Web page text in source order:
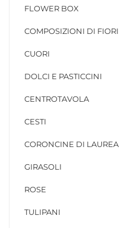
FLOWER BOX
COMPOSIZIONI DI FIORI
CUORI
DOLCI E PASTICCINI
CENTROTAVOLA
CESTI
CORONCINE DI LAUREA
GIRASOLI
ROSE
TULIPANI